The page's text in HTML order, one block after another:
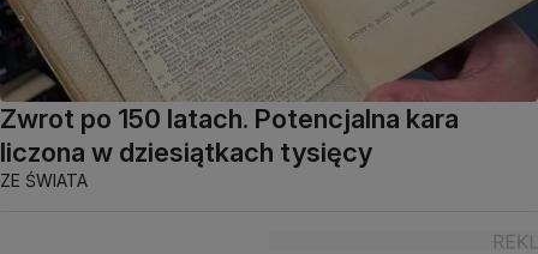
Zwrot po 150 latach. Potencjalna kara
liczona w dziesiątkach tysięcy
ZE ŚWIATA